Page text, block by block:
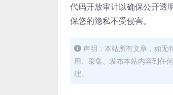
代码开放审计以确保公开透
保您的隐私不受侵害。
声明：本站所有文章，如无
用、采集、发布本站内容到任
理。